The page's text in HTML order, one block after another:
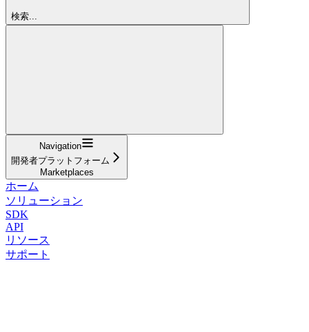
検索...
Navigation
開発者プラットフォーム
Marketplaces
ホーム
ソリューション
SDK
API
リソース
サポート